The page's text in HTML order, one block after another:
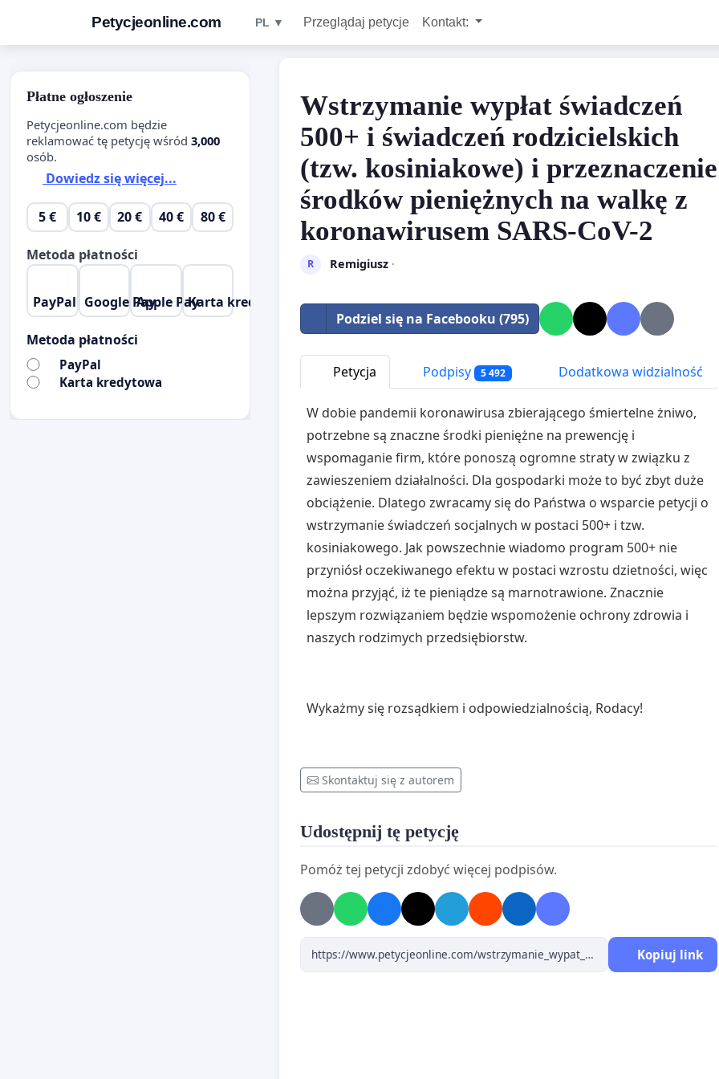
Petycjeonline.com PL ▼ Przeglądaj petycje Kontakt:
Wstrzymanie wypłat świadczeń
500+ i świadczeń rodzicielskich
(tzw. kosiniakowe) i przeznaczenie
środków pieniężnych na walkę z
koronawirusem SARS-CoV-2
R Remigiusz·
Podziel się na Facebooku (795)
Petycja Podpisy 5 492 Dodatkowa widzialność
W dobie pandemii koronawirusa zbierającego śmiertelne żniwo,
potrzebne są znaczne środki pieniężne na prewencję i
wspomaganie firm, które ponoszą ogromne straty w związku z
zawieszeniem działalności. Dla gospodarki może to być zbyt duże
obciążenie. Dlatego zwracamy się do Państwa o wsparcie petycji o
wstrzymanie świadczeń socjalnych w postaci 500+ i tzw.
kosiniakowego. Jak powszechnie wiadomo program 500+ nie
przyniósł oczekiwanego efektu w postaci wzrostu dzietności, więc
można przyjąć, iż te pieniądze są marnotrawione. Znacznie
lepszym rozwiązaniem będzie wspomożenie ochrony zdrowia i
naszych rodzimych przedsiębiorstw.
Wykażmy się rozsądkiem i odpowiedzialnością, Rodacy!
Skontaktuj się z autorem
Udostępnij tę petycję
Pomóż tej petycji zdobyć więcej podpisów.
Kopiuj link
Płatne ogłoszenie
Petycjeonline.com będzie
reklamować tę petycję wśród 3,000
osób.
Dowiedz się więcej...
5 € 10 € 20 € 40 € 80 €
Metoda płatności
PayPal Google PayApple PayKarta kredytowa
Metoda płatności
PayPal
Karta kredytowa